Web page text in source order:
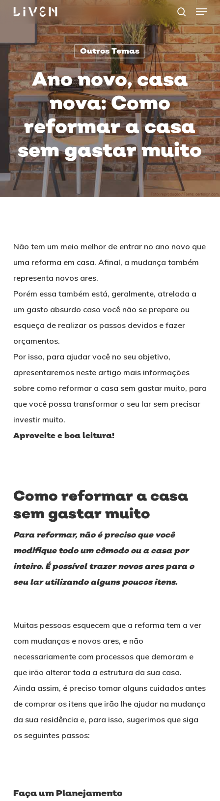
Skip
content
procurar
Menu
Outros Temas
Ano novo, casa
nova: Como
reformar a casa
sem gastar muito
Não tem um meio melhor de entrar no ano novo que
uma reforma em casa. Afinal, a mudança também
representa novos ares.
Porém essa também está, geralmente, atrelada a
um gasto absurdo caso você não se prepare ou
esqueça de realizar os passos devidos e fazer
orçamentos.
Por isso, para ajudar você no seu objetivo,
apresentaremos neste artigo mais informações
sobre como reformar a casa sem gastar muito, para
que você possa transformar o seu lar sem precisar
investir muito.
Aproveite e boa leitura!
Como reformar a casa
sem gastar muito
Para reformar, não é preciso que você
modifique todo um cômodo ou a casa por
inteiro. É possível trazer novos ares para o
seu lar utilizando alguns poucos itens.
Muitas pessoas esquecem que a reforma tem a ver
com mudanças e novos ares, e não
necessariamente com processos que demoram e
que irão alterar toda a estrutura da sua casa.
Ainda assim, é preciso tomar alguns cuidados antes
de comprar os itens que irão lhe ajudar na mudança
da sua residência e, para isso, sugerimos que siga
os seguintes passos:
Faça um Planejamento